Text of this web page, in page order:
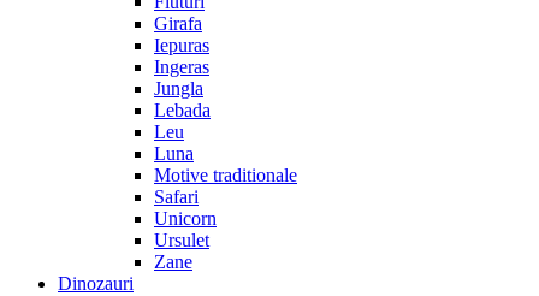
Girafa
Iepuras
Ingeras
Jungla
Lebada
Leu
Luna
Motive traditionale
Safari
Unicorn
Ursulet
Zane
Dinozauri